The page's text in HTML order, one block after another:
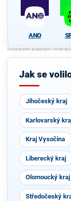
ANO
Jak se
Jihočeský kraj
Karlovarský
Kraj Vysočina
Liberecký kraj
Olomoucký kraj
Středočeský